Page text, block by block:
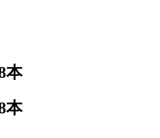
本
本